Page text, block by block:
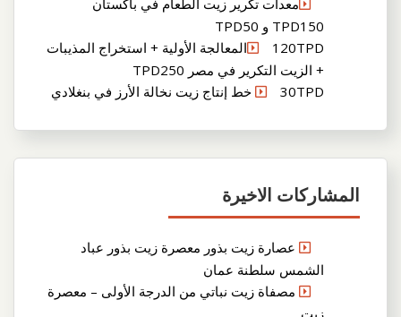
معدات تكرير زيت الطعام في باكستان
TPD150 و TPD50
120TPDالمعالجة الأولية + استخراج المذيبات
+ الزيت التكرير في مصر TPD250
30TPD خط إنتاج زيت نخالة الأرز في بنغلادي
المشاركات الاخيرة
عصارة زيت بذور معصرة زيت بذور عباد
الشمس سلطنة عمان
مصفاة زيت نباتي من الدرجة الأولى – معصرة
زيت